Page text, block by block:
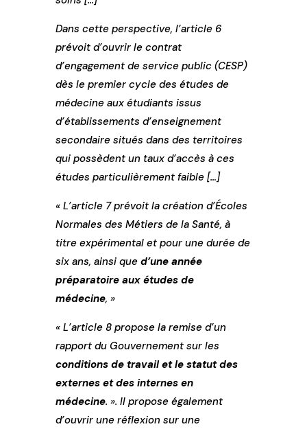
Dans cette perspective, l’article 6
prévoit d’ouvrir le contrat
d’engagement de service public (CESP)
dès le premier cycle des études de
médecine aux étudiants issus
d’établissements d’enseignement
secondaire situés dans des territoires
qui possèdent un taux d’accès à ces
études particulièrement faible […]
« L’article 7 prévoit la création d’Écoles
Normales des Métiers de la Santé, à
titre expérimental et pour une durée de
six ans, ainsi que d’une année
préparatoire aux études de
médecine, »
« L’article 8 propose la remise d’un
rapport du Gouvernement sur les
conditions de travail et le statut des
externes et des internes en
médecine. ». Il propose également
d’ouvrir une réflexion sur une